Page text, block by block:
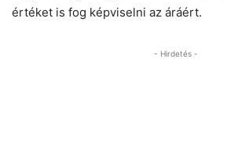
értéket is fog képviselni az áráért.
- Hirdetés -